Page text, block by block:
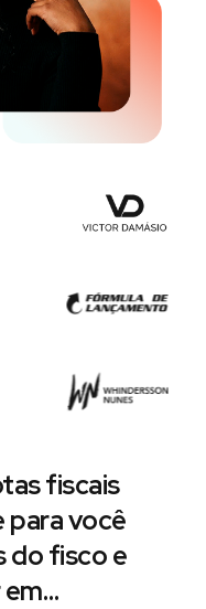
fiscais
você
do fisco e